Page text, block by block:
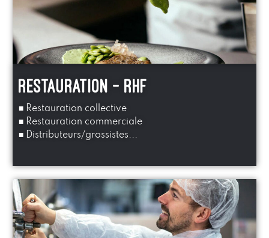
restauration - rhf
■ Restauration collective
■ Restauration commerciale
■ Distributeurs/grossistes...